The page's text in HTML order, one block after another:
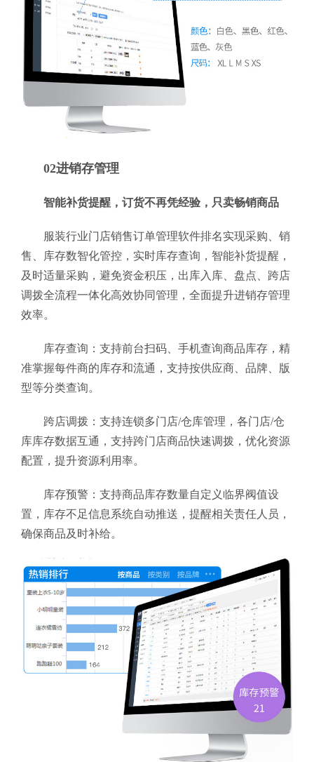
02进销存管理
智能补货提醒，订货不再凭经验，只卖畅销商品
服装行业门店销售订单管理软件排名实现采购、销
售、库存数智化管控，实时库存查询，智能补货提醒，
及时适量采购，避免资金积压，出库入库、盘点、跨店
调拨全流程一体化高效协同管理，全面提升进销存管理
效率。
库存查询：支持前台扫码、手机查询商品库存，精
准掌握每件商的库存和流通，支持按供应商、品牌、版
型等分类查询。
跨店调拨：支持连锁多门店/仓库管理，各门店/仓
库库存数据互通，支持跨门店商品快速调拨，优化资源
配置，提升资源利用率。
库存预警：支持商品库存数量自定义临界阀值设
置，库存不足信息系统自动推送，提醒相关责任人员，
确保商品及时补给。